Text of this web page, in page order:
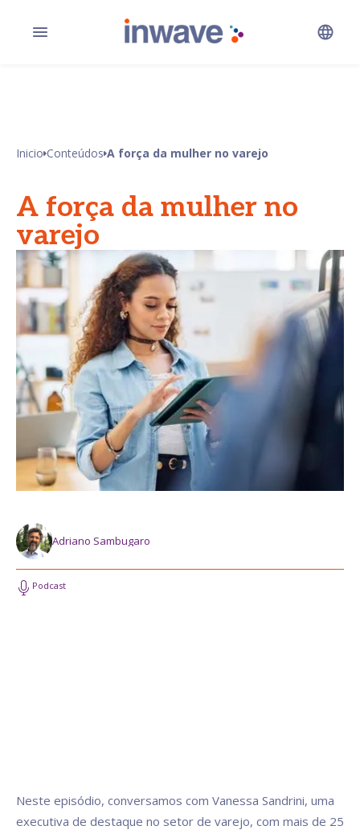
Inicio Conteúdos A força da mulher no varejo
A força da mulher no
varejo
Adriano Sambugaro
Podcast
Neste episódio, conversamos com Vanessa Sandrini, uma
executiva de destaque no setor de varejo, com mais de 25